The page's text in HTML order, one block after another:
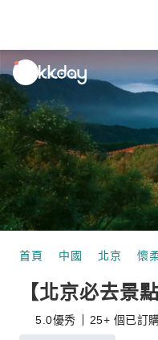
unread
notifications
首頁 中國 北京 懷
【北京必去景
5.0優秀 25+ 個已訂